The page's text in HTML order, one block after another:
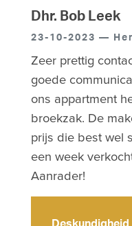
Dhr. Bob Leek
23-10-2023 —
Zeer prettig
goede
ons appartment
broekzak. De
prijs die best wel
een week
Aanrader!
Deskundigheid